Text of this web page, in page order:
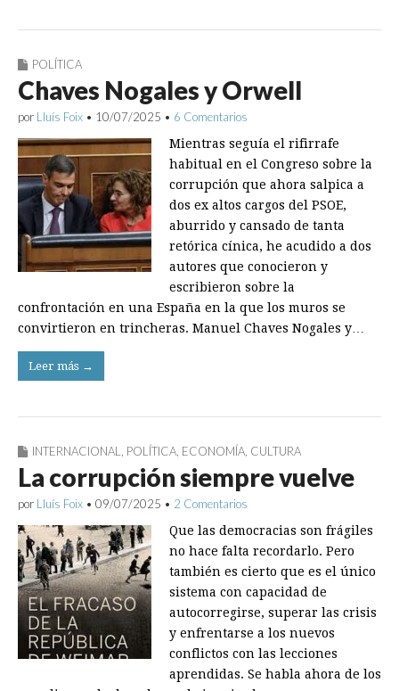
POLÍTICA
Chaves Nogales y Orwell
por Lluís Foix • 10/07/2025 • 6 Comentarios
Mientras seguía el rifirrafe
habitual en el Congreso sobre la
corrupción que ahora salpica a
dos ex altos cargos del PSOE,
aburrido y cansado de tanta
retórica cínica, he acudido a dos
autores que conocieron y
escribieron sobre la
confrontación en una España en la que los muros se
convirtieron en trincheras. Manuel Chaves Nogales y…
Leer más →
INTERNACIONAL POLÍTICA ECONOMÍA CULTURA
La corrupción siempre vuelve
por Lluís Foix • 09/07/2025 • 2 Comentarios
Que las democracias son frágiles
no hace falta recordarlo. Pero
también es cierto que es el único
sistema con capacidad de
autocorregirse, superar las crisis
y enfrentarse a los nuevos
conflictos con las lecciones
aprendidas. Se habla ahora de los